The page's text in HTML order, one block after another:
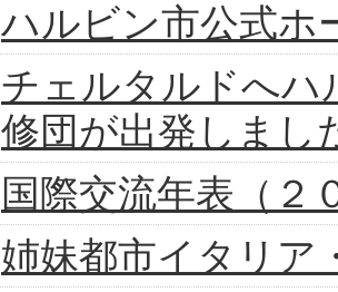
ハルビン市公式
チェルタルドへハ
修団が出発しまし
国際交流年表（２
姉妹都市イタリア